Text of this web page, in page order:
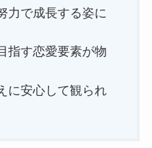
力で成長する姿に
指す恋愛要素が物
に安心して観られ